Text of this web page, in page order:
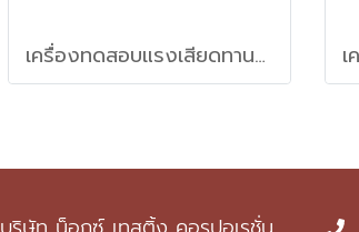
เครื่องทดสอบแรงเสียดทานของวัสดุฟิลม์พลาสติกแนวนอน (Slip tester Horizontal method)